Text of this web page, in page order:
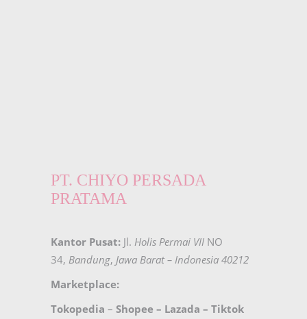
PT. CHIYO PERSADA
PRATAMA
Kantor Pusat: Jl. Holis Permai VII NO
34, Bandung, Jawa Barat – Indonesia 40212
Marketplace:
Tokopedia – Shopee – Lazada – Tiktok